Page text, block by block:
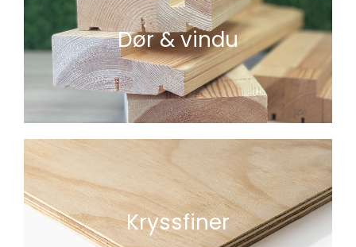
Dør & vindu
Kryssfiner